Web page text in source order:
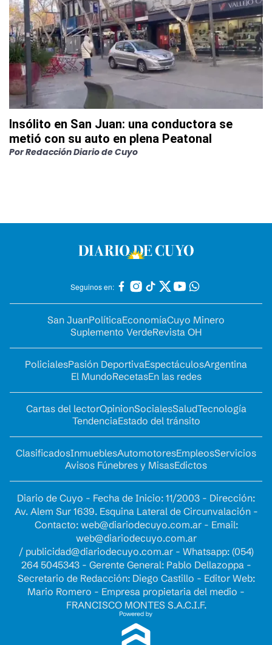
Insólito en San Juan: una conductora se
metió con su auto en plena Peatonal
PorRedacción Diario de Cuyo
Seguinos en:
San JuanPolíticaEconomíaCuyo Minero
Suplemento VerdeRevista OH
PolicialesPasión DeportivaEspectáculosArgentina
El MundoRecetasEn las redes
Cartas del lectorOpinionSocialesSaludTecnología
TendenciaEstado del tránsito
ClasificadosInmueblesAutomotoresEmpleosServicios
Avisos Fúnebres y MisasEdictos
Diario de Cuyo - Fecha de Inicio: 11/2003 - Dirección:
Av. Alem Sur 1639. Esquina Lateral de Circunvalación -
Contacto: web@diariodecuyo.com.ar- Email:
web@diariodecuyo.com.ar
/ publicidad@diariodecuyo.com.ar- Whatsapp: (054)
264 5045343 - Gerente General: Pablo Dellazoppa -
Secretario de Redacción: Diego Castillo - Editor Web:
Mario Romero - Empresa propietaria del medio -
FRANCISCO MONTES S.A.C.I.F.